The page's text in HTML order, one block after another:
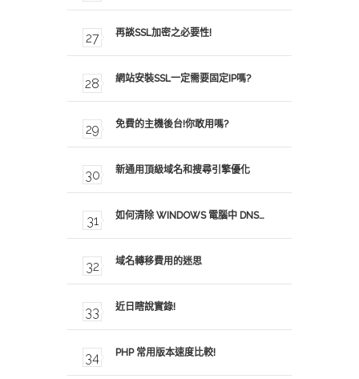
再談SSL加密之必要性!
網站安裝SSL一定需要固定IP嗎?
免費的主機後台!你敢用嗎?
新通用頂級域名和搜尋引擎優化
如何清除 WINDOWS 電腦中 DNS…
域名轉移費用的迷思
近日瞎說實錄!
PHP 常用版本速度比較!